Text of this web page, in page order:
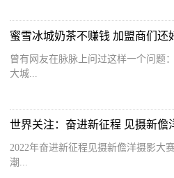
蜜雪冰城奶茶不赚钱 加盟商们还
曾有网友在脉脉上问过这样一个问题
大城...
世界关注：奋进新征程 见摄新儋
2022年奋进新征程见摄新儋洋摄影大
潮...